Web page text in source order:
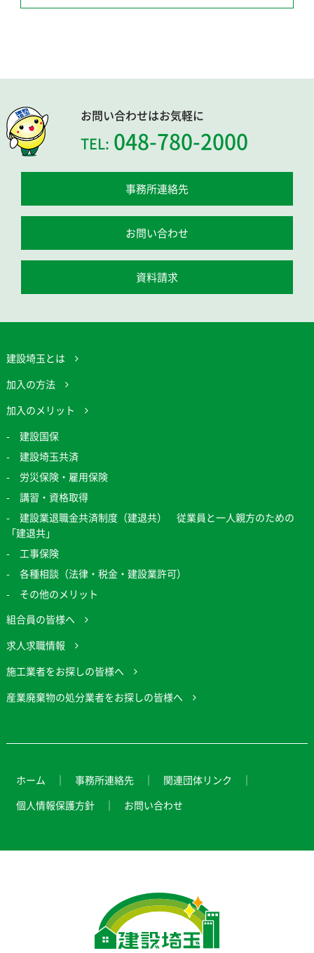
お問い合わせはお気軽に
TEL: 048-780-2000
事務所連絡先
お問い合わせ
資料請求
建設埼玉とは
加入の方法
加入のメリット
建設国保
建設埼玉共済
労災保険・雇用保険
講習・資格取得
建設業退職金共済制度（建退共） 従業員と一人親方のための
「建退共」
工事保険
各種相談（法律・税金・建設業許可）
その他のメリット
組合員の皆様へ
求人求職情報
施工業者をお探しの皆様へ
産業廃棄物の処分業者をお探しの皆様へ
ホーム 事務所連絡先
関連団体リンク
個人情報保護方針
お問い合わせ